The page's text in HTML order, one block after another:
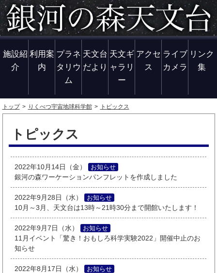
施設紹
介
利用案
内
プラネ
タリウ
ム
天文台
だより
天文ギ
ャラリ
ー
アクセ
ス
ライブ
カメラ
リンク
集
トップ りくべつ宇宙地球科学館 トピックス
トピックス
2022年10月14日（金）
お知らせ
銀河の森ワーケーションパンフレットを作成しました
2022年9月28日（水）
お知らせ
10月～3月、天文台は13時～21時30分まで開館いたします！
2022年9月7日（水）
お知らせ
11月イベント「驚き！おもしろ科学実験2022」開催中止のお
知らせ
2022年8月17日（水）
お知らせ